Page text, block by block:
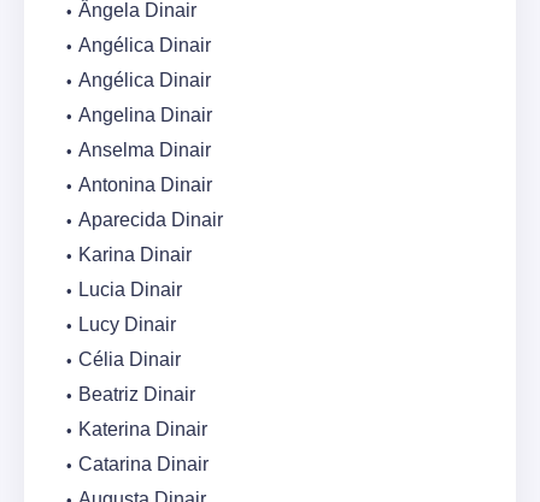
Ângela Dinair
Angélica Dinair
Angélica Dinair
Angelina Dinair
Anselma Dinair
Antonina Dinair
Aparecida Dinair
Karina Dinair
Lucia Dinair
Lucy Dinair
Célia Dinair
Beatriz Dinair
Katerina Dinair
Catarina Dinair